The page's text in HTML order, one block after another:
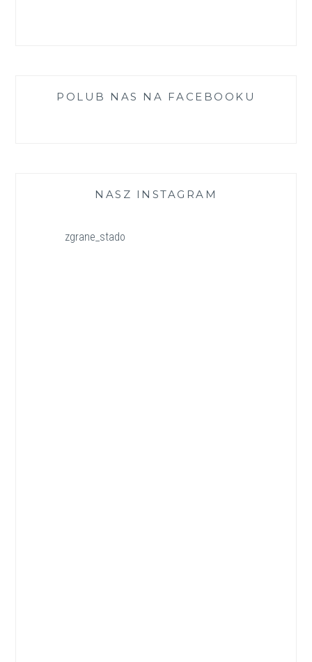
POLUB NAS NA FACEBOOKU
NASZ INSTAGRAM
zgrane_stado